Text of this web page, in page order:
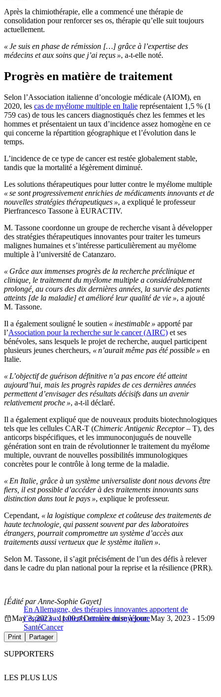
Après la chimiothérapie, elle a commencé une thérapie de
consolidation pour renforcer ses os, thérapie qu’elle suit toujours
actuellement.
« Je suis en phase de rémission […] grâce à l’expertise des
médecins et aux soins que j’ai reçus », a-t-elle noté.
Progrès en matière de traitement
Selon l’Association italienne d’oncologie médicale (AIOM), en
2020, les cas de myélome multiple en Italie représentaient 1,5 % (1
759 cas) de tous les cancers diagnostiqués chez les femmes et les
hommes et présentaient un taux d’incidence assez homogène en ce
qui concerne la répartition géographique et l’évolution dans le
temps.
L’incidence de ce type de cancer est restée globalement stable,
tandis que la mortalité a légèrement diminué.
Les solutions thérapeutiques pour lutter contre le myélome multiple
« se sont progressivement enrichies de médicaments innovants et de
nouvelles stratégies thérapeutiques », a expliqué le professeur
Pierfrancesco Tassone à EURACTIV.
M. Tassone coordonne un groupe de recherche visant à développer
des stratégies thérapeutiques innovantes pour traiter les tumeurs
malignes humaines et s’intéresse particulièrement au myélome
multiple à l’université de Catanzaro.
« Grâce aux immenses progrès de la recherche préclinique et
clinique, le traitement du myélome multiple a considérablement
prolongé, au cours des dix dernières années, la survie des patients
atteints [de la maladie] et amélioré leur qualité de vie », a ajouté
M. Tassone.
Il a également souligné le soutien « inestimable » apporté par
l’Association pour la recherche sur le cancer (AIRC) et ses
bénévoles, sans lesquels le projet de recherche, auquel participent
plusieurs jeunes chercheurs, « n’aurait même pas été possible » en
Italie.
« L’objectif de guérison définitive n’a pas encore été atteint
aujourd’hui, mais les progrès rapides de ces dernières années
permettent d’envisager des résultats décisifs dans un avenir
relativement proche », a-t-il déclaré.
Il a également expliqué que de nouveaux produits biotechnologiques
tels que les cellules CAR-T (Chimeric Antigenic Receptor– T), des
anticorps bispécifiques, et les immunoconjugués de nouvelle
génération sont en train de révolutionner le traitement du myélome
multiple, ouvrant de nouvelles possibilités immunologiques
concrètes pour le contrôle à long terme de la maladie.
« En Italie, grâce à un système universaliste dont nous devons être
fiers, il est possible d’accéder à des traitements innovants sans
distinction dans tout le pays », explique le professeur.
Cependant, « la logistique complexe et coûteuse des traitements de
haute technologie, qui passent souvent par des laboratoires
étrangers, pourrait compromettre un système d’accès aux
traitements aussi vertueux que le système italien ».
Selon M. Tassone, il s’agit précisément de l’un des défis à relever
dans le cadre du plan national pour la reprise et la résilience (PRR).
En Allemagne, des thérapies innovantes apportent de
l’espoir aux patients atteints du myélome
[Édité par Anne-Sophie Gayet]
May 3, 2023 - 11:00
Dernière mise à jour: May 3, 2023 - 15:09
SantéCancer
Print Partager
SUPPORTERS
LES PLUS LUS